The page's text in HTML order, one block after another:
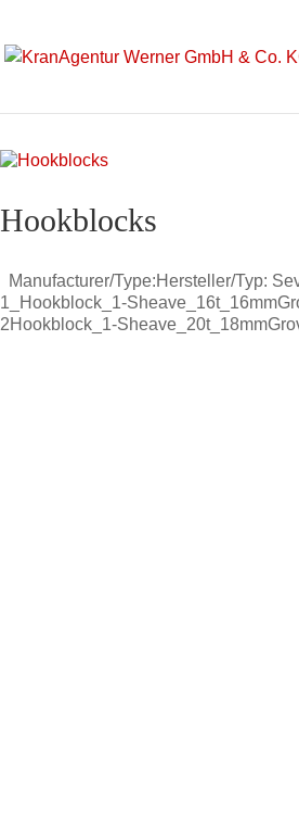
Hookblocks
Manufacturer/Type:Hersteller/Typ:
1_Hookblock_1-
2Hookblock_1-